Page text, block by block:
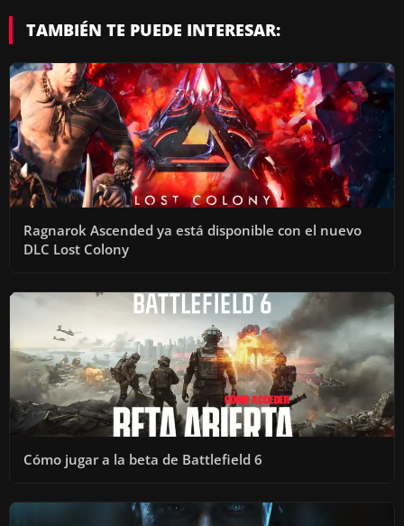
TAMBIÉN TE PUEDE INTERESAR:
Ragnarok Ascended ya está disponible con el nuevo
DLC Lost Colony
Cómo jugar a la beta de Battlefield 6